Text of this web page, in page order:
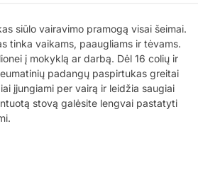
siūlo vairavimo pramogą visai šeimai.
tinka vaikams, paaugliams ir tėvams.
į mokyklą ar darbą. Dėl 16 colių ir
padangų paspirtukas greitai
įjungiami per vairą ir leidžia saugiai
stovą galėsite lengvai pastatyti